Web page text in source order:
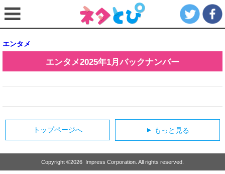
エンタメ
エンタメ2025年1月バックナンバー
トップページへ ▲ もっと見る
Copyright ©2026 Impress Corporation. All rights reserved.